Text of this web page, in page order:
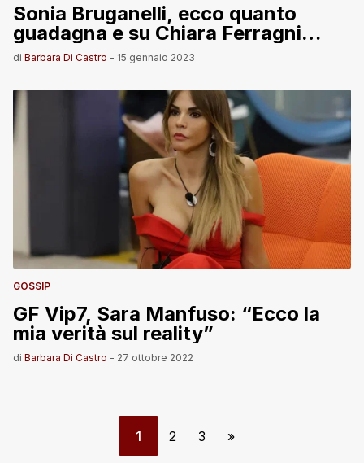
Sonia Bruganelli, ecco quanto
guadagna e su Chiara Ferragni…
di Barbara Di Castro - 15 gennaio 2023
GOSSIP
GF Vip7, Sara Manfuso: “Ecco la
mia verità sul reality”
di Barbara Di Castro - 27 ottobre 2022
1 2 3 »